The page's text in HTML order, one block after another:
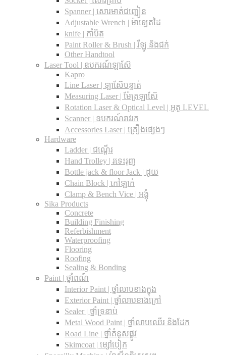
Spanner |​ សោរមាត់ជញ្ជៀន
Adjustable Wrench |​ ម៉ាឡេតដៃ
knife | កាំបិត
Paint Roller & Brush | រឺឡូ និងជក់
Other Handtool
Laser Tool | ឧបករណ៍ឡាស៊ែ
Kapro
Line Laser | ឡាស៊ែបន្ទាត់
Measuring Laser | ម៉ែត្រឡាស៊ែ
Rotation Laser & Optical Level | អូតូ LEVEL
Scanner | ឧបករណ៍រាវរក
Accessories Laser | គ្រឿងផ្សេងៗ
Hardware
Ladder | ជណ្តើរ
Hand Trolley | រទេះរុញ
Bottle jack & floor Jack​ | ដូយ
Chain Block | កៅឡាក់
Clamp & Bench Vice | អង្គុំ
Sika Products
Concrete
Building Finishing
Referbishment
Waterproofing
Flooring
Roofing
Sealing & Bonding
Paint | ថ្នាំពណ៍
Interior Paint | ថ្នាំលាបខាងក្នុង
Exterior Paint | ថ្នាំលាបខាងក្រៅ
Sealer | ថ្នាំទ្រនាប់
Metal Wood Paint | ថ្នាំលាបឈើរ និងដែក
Road Line | ថ្នាំគំនូសផ្លូវ
Skimcoat | ម្សៅបៀក